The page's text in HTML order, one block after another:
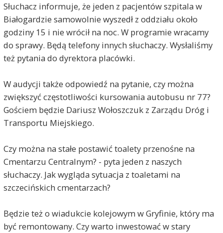
Słuchacz informuje, że jeden z pacjentów szpitala w
Białogardzie samowolnie wyszedł z oddziału około
godziny 15 i nie wrócił na noc. W programie wracamy
do sprawy. Będą telefony innych słuchaczy. Wysłaliśmy
też pytania do dyrektora placówki.
W audycji także odpowiedź na pytanie, czy można
zwiększyć częstotliwości kursowania autobusu nr 77?
Gościem będzie Dariusz Wołoszczuk z Zarządu Dróg i
Transportu Miejskiego.
Czy można na stałe postawić toalety przenośne na
Cmentarzu Centralnym? - pyta jeden z naszych
słuchaczy. Jak wygląda sytuacja z toaletami na
szczecińskich cmentarzach?
Będzie też o wiadukcie kolejowym w Gryfinie, który ma
być remontowany. Czy warto inwestować w stary